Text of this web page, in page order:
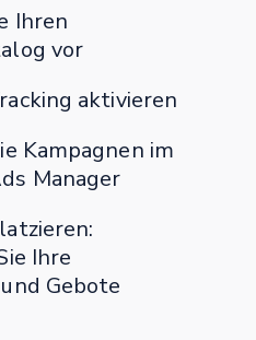
Ihren
vor
aktivieren
Kampagnen im
Manager
Ihre
Gebote